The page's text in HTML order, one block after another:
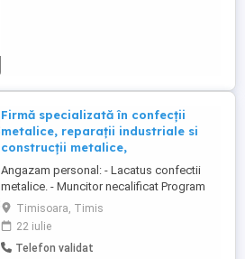
Firmă specializată în confecții
metalice, reparații industriale si
construcții metalice,
Angazam personal: - Lacatus confectii
metalice. - Muncitor necalificat Program
de lucru de 8 ore, o singura tura 7:00 -
15:3, pauza de 30 min, lactivitatea se
desfasoara in atelierul din Timisoara
salariu in functie de experienta si
Timisoara, Timis
22 iulie
Telefon validat